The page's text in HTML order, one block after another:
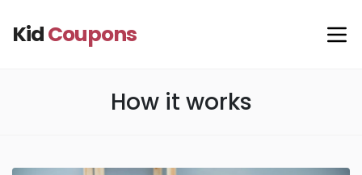
KidCoupons
How it works